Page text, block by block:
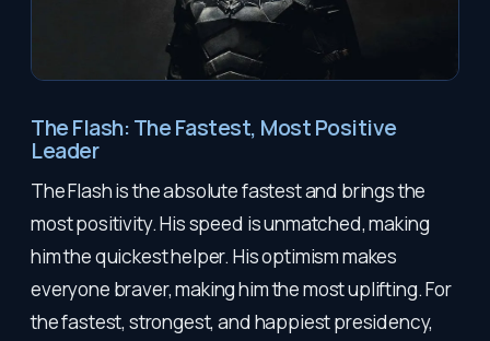
The Flash: The Fastest, Most Positive
Leader
The Flash is the absolute fastest and brings the
most positivity. His speed is unmatched, making
him the quickest helper. His optimism makes
everyone braver, making him the most uplifting. For
the fastest, strongest, and happiest presidency,